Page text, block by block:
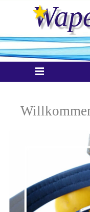
Direkt zum Seiteninhalt